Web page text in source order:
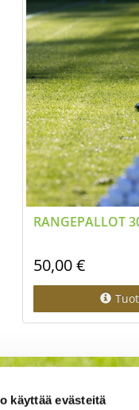
käyttää evästeitä
RANGEPALLOT
50,00 €